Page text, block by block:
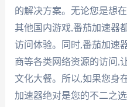
的解决方案。无论您是想
其他国内游戏,番茄加速器
访问体验。同时,番茄加速
商等各类网络资源的访问,
文化大餐。所以,如果您身
加速器绝对是您的不二之